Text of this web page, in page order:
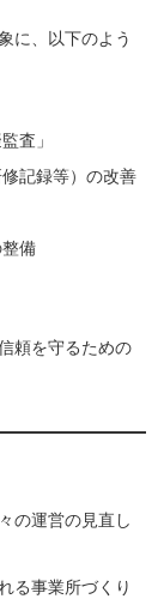
に、以下のよう
査」
記録等）の改善
備
頼を守るための
の運営の見直し
る事業所づくり